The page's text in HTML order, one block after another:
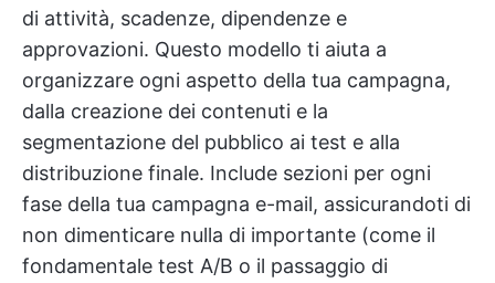
di attività, scadenze, dipendenze e
approvazioni. Questo modello ti aiuta a
organizzare ogni aspetto della tua campagna,
dalla creazione dei contenuti e la
segmentazione del pubblico ai test e alla
distribuzione finale. Include sezioni per ogni
fase della tua campagna e-mail, assicurandoti di
non dimenticare nulla di importante (come il
fondamentale test A/B o il passaggio di